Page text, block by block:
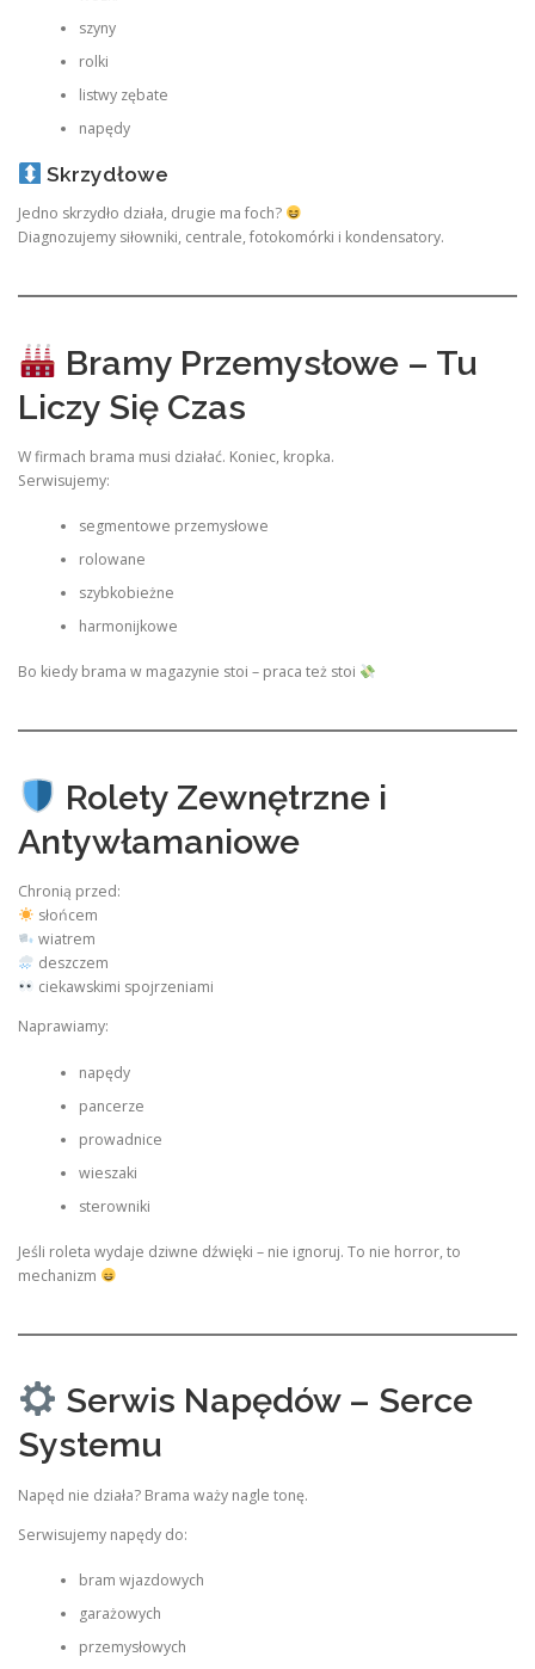
szyny
rolki
listwy zębate
napędy
Skrzydłowe
Jedno skrzydło działa, drugie ma foch?
Diagnozujemy siłowniki, centrale, fotokomórki i kondensatory.
Bramy Przemysłowe – Tu
Liczy Się Czas
W firmach brama musi działać. Koniec, kropka.
Serwisujemy:
segmentowe przemysłowe
rolowane
szybkobieżne
harmonijkowe
Bo kiedy brama w magazynie stoi – praca też stoi
Rolety Zewnętrzne i
Antywłamaniowe
Chronią przed:
słońcem
wiatrem
deszczem
ciekawskimi spojrzeniami
Naprawiamy:
napędy
pancerze
prowadnice
wieszaki
sterowniki
Jeśli roleta wydaje dziwne dźwięki – nie ignoruj. To nie horror, to
mechanizm
Serwis Napędów – Serce
Systemu
Napęd nie działa? Brama waży nagle tonę.
Serwisujemy napędy do:
bram wjazdowych
garażowych
przemysłowych